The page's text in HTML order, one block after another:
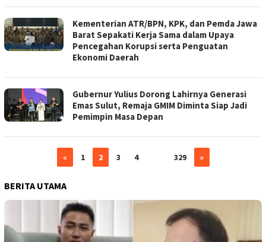
Kementerian ATR/BPN, KPK, dan Pemda Jawa
Barat Sepakati Kerja Sama dalam Upaya
Pencegahan Korupsi serta Penguatan
Ekonomi Daerah
Gubernur Yulius Dorong Lahirnya Generasi
Emas Sulut, Remaja GMIM Diminta Siap Jadi
Pemimpin Masa Depan
« 1 2 3 4 329 »
BERITA UTAMA